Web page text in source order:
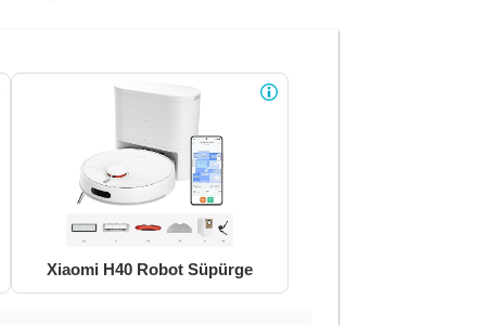
Xiaomi H40 Robot Süpürge